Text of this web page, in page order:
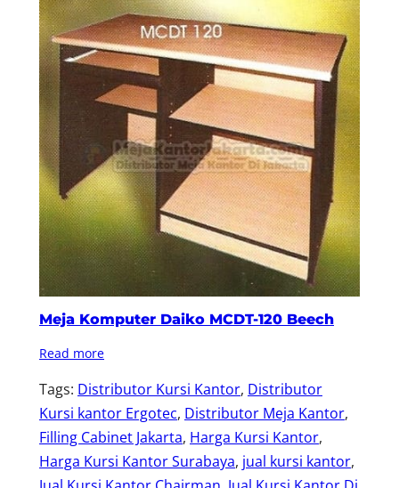
Meja Komputer Daiko MCDT-120 Beech
Read more
Tags: Distributor Kursi Kantor, Distributor
Kursi kantor Ergotec, Distributor Meja Kantor
Filling Cabinet Jakarta, Harga Kursi Kantor
Harga Kursi Kantor Surabaya, jual kursi kantor